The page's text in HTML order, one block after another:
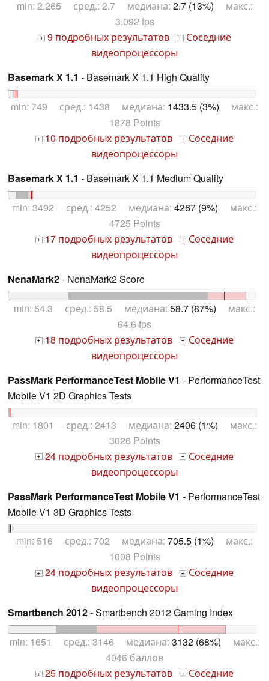
min: 2.265 сред.: 2.7 медиана: 2.7 (13%) макс.:
3.092 fps
+ 9 подробных результатов + Соседние
видеопроцессоры
Basemark X 1.1 - Basemark X 1.1 High Quality
min: 749 сред.: 1438 медиана: 1433.5 (3%) макс.:
1878 Points
+ 10 подробных результатов +
Соседние
видеопроцессоры
Basemark X 1.1 - Basemark X 1.1 Medium Quality
min: 3492 сред.: 4252 медиана: 4267 (9%) макс.:
4725 Points
+ 17 подробных результатов +
Соседние
видеопроцессоры
NenaMark2- NenaMark2 Score
min: 54.3 сред.: 58.5 медиана: 58.7 (87%) макс.:
64.6 fps
+ 18 подробных результатов +
Соседние
видеопроцессоры
PassMark PerformanceTest Mobile V1 - PerformanceTest
Mobile V1 2D Graphics Tests
min: 1801 сред.: 2413 медиана: 2406 (1%) макс.:
3026 Points
+ 24 подробных результатов +
Соседние
видеопроцессоры
PassMark PerformanceTest Mobile V1 - PerformanceTest
Mobile V1 3D Graphics Tests
min: 516 сред.: 702 медиана: 705.5 (1%) макс.:
1008 Points
+ 24 подробных результатов +
Соседние
видеопроцессоры
Smartbench 2012- Smartbench 2012 Gaming Index
min: 1651 сред.: 3146 медиана: 3132 (68%) макс.:
4046 баллов
+ 25 подробных результатов +
Соседние